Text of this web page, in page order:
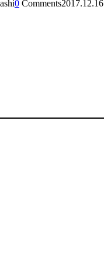
0 Comments2017.12.16